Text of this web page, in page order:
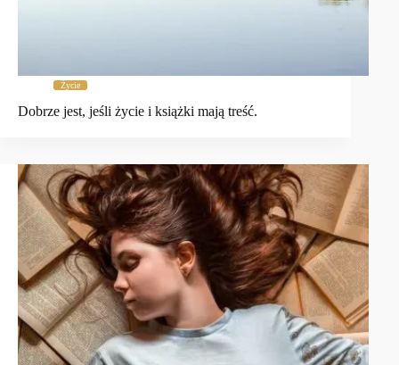
Życie
Dobrze jest, jeśli życie i książki mają treść.